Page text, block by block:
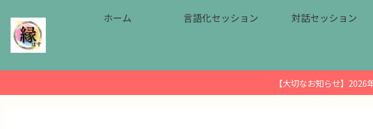
ホーム 言語化セッション 対話セッション
【大切なお知らせ】